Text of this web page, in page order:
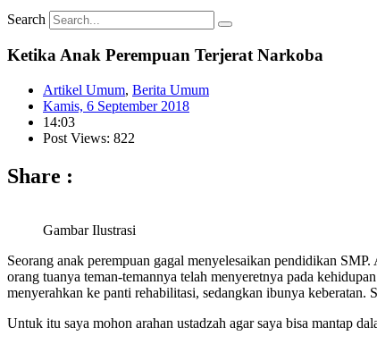
Search
Ketika Anak Perempuan Terjerat Narkoba
Artikel Umum, Berita Umum
Kamis, 6 September 2018
14:03
Post Views: 822
Share :
Gambar Ilustrasi
Seorang anak perempuan gagal menyelesaikan pendidikan
orang tuanya teman-temannya telah menyeretnya pada
menyerahkan ke panti rehabilitasi, sedangkan ibunya keberatan.
Untuk itu saya mohon arahan ustadzah agar saya bisa mantap